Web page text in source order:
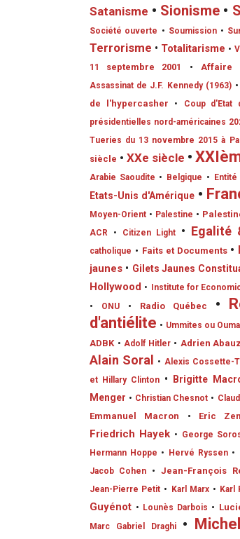
Satanisme • Sionisme •
Société ouverte • Soumission •
Terrorisme • Totalitarisme •
11 septembre 2001 • Affaire
Assassinat de J.F. Kennedy (1963) •
de l'hypercasher
• Coup d'Etat
présidentielles nord-américaines
Tueries du 13 novembre 2015 à
siècle • XXe siècle •
Arabie Saoudite • Belgique •
Etats-Unis d'Amérique •
Moyen-Orient • Palestine •
ACR
• Citizen Light • Egalité
catholique • Faits et Documents •
jaunes • Gilets Jaunes
Hollywood • Institute for
• ONU • Radio Québec •
d'antiélite • Ummites ou
ADBK • Adolf Hitler • Adrien
Alain Soral
• Alexis Cossette-
et Hillary Clinton • Brigitte
Menger • Christian Chesnot •
Emmanuel Macron
• Eric
Friedrich Hayek • George
Hermann Hoppe • Hervé Ryssen •
Jacob Cohen
• Jean-François
Jean-Pierre Petit • Karl Marx • Karl
Guyénot • Lounès Darbois •
Marc Gabriel Draghi
•